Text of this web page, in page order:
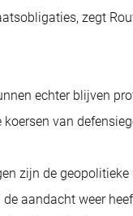
zegt
echter blijven
van
zijn de
aandacht weer